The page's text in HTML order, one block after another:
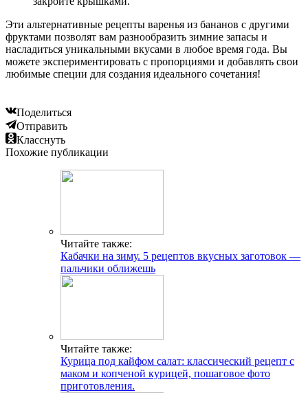
Эти альтернативные рецепты варенья из бананов с другими
фруктами позволят вам разнообразить зимние запасы и
насладиться уникальными вкусами в любое время года. Вы
можете экспериментировать с пропорциями и добавлять свои
любимые специи для создания идеального сочетания!
Поделиться
Отправить
Класснуть
Похожие публикации
Читайте также:
Кабачки на зиму. 5 рецептов вкусных заготовок —
пальчики оближешь
Читайте также:
Курица под кайфом салат: классический рецепт с
маком и копченой курицей, пошаговое фото
приготовления.